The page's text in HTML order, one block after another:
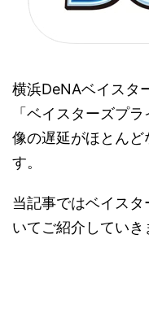
横浜DeNAベイスタ
「ベイスターズプ
像の遅延がほとんど
す。
当記事ではベイス
いてご紹介していき